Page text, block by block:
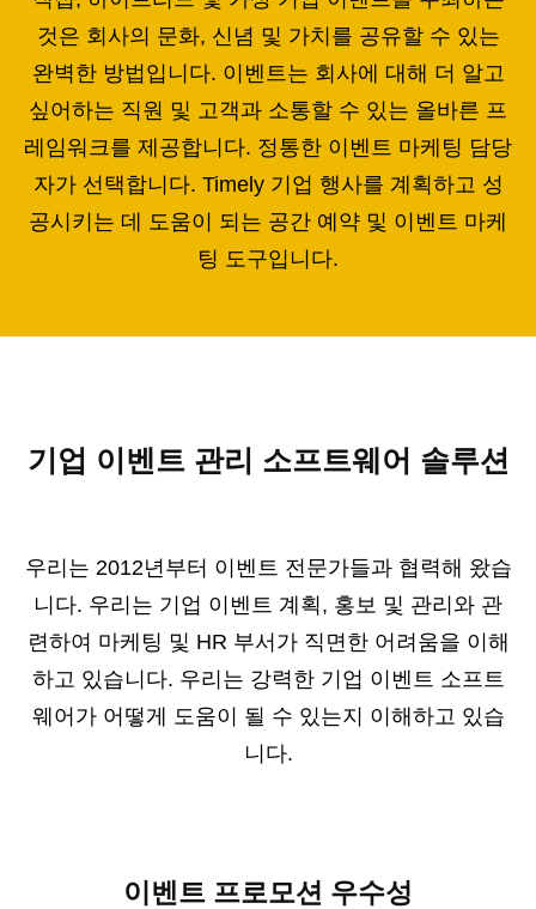
것은 회사의 문화, 신념 및 가치를 공유할 수 있는
완벽한 방법입니다. 이벤트는 회사에 대해 더 알고
싶어하는 직원 및 고객과 소통할 수 있는 올바른 프
레임워크를 제공합니다. 정통한 이벤트 마케팅 담당
자가 선택합니다. Timely 기업 행사를 계획하고 성
공시키는 데 도움이 되는 공간 예약 및 이벤트 마케
팅 도구입니다.
기업 이벤트 관리 소프트웨어 솔루션
우리는 2012년부터 이벤트 전문가들과 협력해 왔습
니다. 우리는 기업 이벤트 계획, 홍보 및 관리와 관
련하여 마케팅 및 HR 부서가 직면한 어려움을 이해
하고 있습니다. 우리는 강력한 기업 이벤트 소프트
웨어가 어떻게 도움이 될 수 있는지 이해하고 있습
니다.
이벤트 프로모션 우수성